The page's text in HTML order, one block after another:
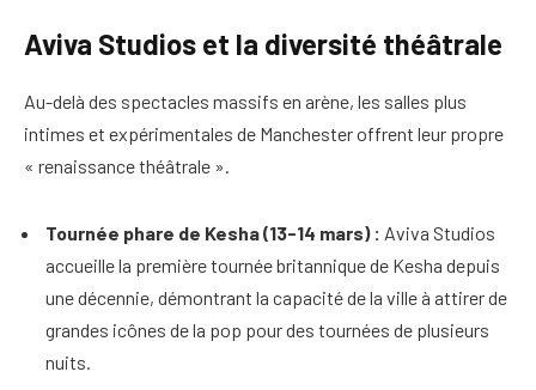
Aviva Studios et la diversité théâtrale
Au-delà des spectacles massifs en arène, les salles plus
intimes et expérimentales de Manchester offrent leur propre
« renaissance théâtrale ».
Tournée phare de Kesha (13-14 mars) : Aviva Studios
accueille la première tournée britannique de Kesha depuis
une décennie, démontrant la capacité de la ville à attirer de
grandes icônes de la pop pour des tournées de plusieurs
nuits.